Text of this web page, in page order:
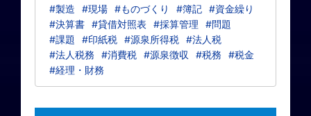
#製造
#現場 #ものづくり #簿記 #資金繰り
#決算書 #貸借対照表 #採算管理
#問題
#課題
#印紙税 #源泉所得税 #法人税
#法人税務
#消費税 #源泉徴収 #税務
#税金
#経理・財務